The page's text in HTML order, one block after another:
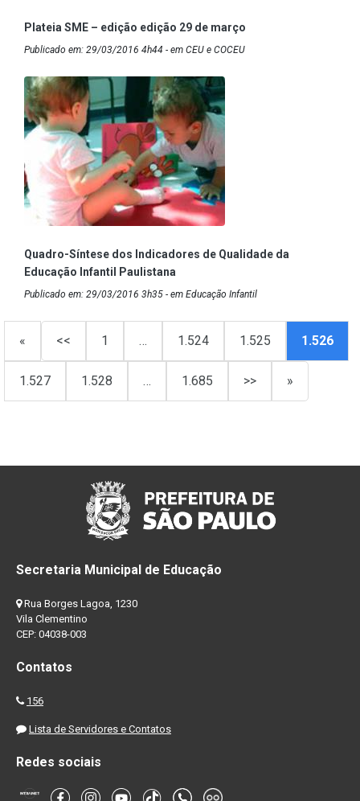
Plateia SME – edição edição 29 de março
Publicado em: 29/03/2016 4h44 - em CEU e COCEU
Quadro-Síntese dos Indicadores de Qualidade da
Educação Infantil Paulistana
Publicado em: 29/03/2016 3h35 - em Educação Infantil
« << 1 … 1.524 1.525 1.526
1.527 1.528 … 1.685 >> »
Secretaria Municipal de Educação
Rua Borges Lagoa, 1230
Vila Clementino
CEP: 04038-003
Contatos
156
Lista de Servidores e Contatos
Redes sociais